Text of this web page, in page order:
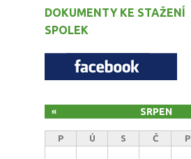
DOKUMENTY KE STAŽENÍ
SPOLEK
SRPEN
«
P Ú S Č P